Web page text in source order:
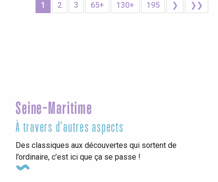
1 2 3 65+ 130+ 195 ❯ ❯❯
Seine-Maritime
À travers d'autres aspects
Des classiques aux découvertes qui sortent de
l’ordinaire, c’est ici que ça se passe !